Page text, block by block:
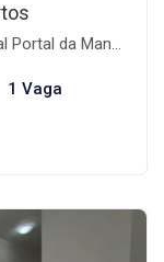
Taubaté-SP
1 Vaga